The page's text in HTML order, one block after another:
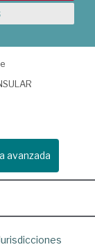
avanzada